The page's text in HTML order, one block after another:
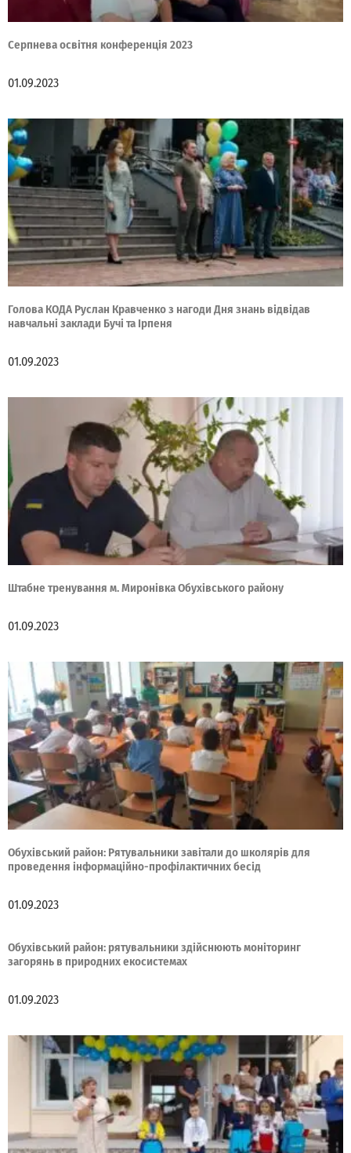
Серпнева освітня конференція 2023
01.09.2023
Голова КОДА Руслан Кравченко з нагоди Дня знань відвідав
навчальні заклади Бучі та Ірпеня
01.09.2023
Штабне тренування м. Миронівка Обухівського району
01.09.2023
Обухівський район: Рятувальники завітали до школярів для
проведення інформаційно-профілактичних бесід
01.09.2023
Обухівський район: рятувальники здійснюють моніторинг
загорянь в природних екосистемах
01.09.2023